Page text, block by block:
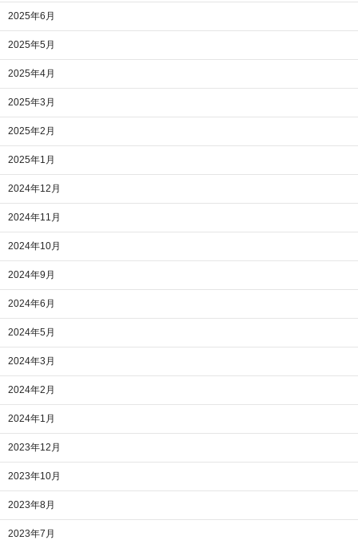
2025年6月
2025年5月
2025年4月
2025年3月
2025年2月
2025年1月
2024年12月
2024年11月
2024年10月
2024年9月
2024年6月
2024年5月
2024年3月
2024年2月
2024年1月
2023年12月
2023年10月
2023年8月
2023年7月